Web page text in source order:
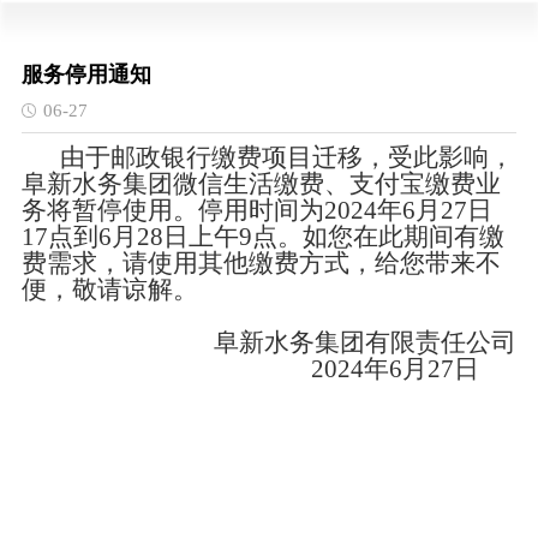
服务停用通知
06-27
由于邮政银行缴费项目迁移，受此影响，
阜新水务集团微信生活缴费、支付宝缴费业
务将暂停使用。停用时间为2024年6月27日
17点到6月28日上午9点。如您在此期间有缴
费需求，请使用其他缴费方式，给您带来不
便，敬请谅解。
阜新水务集团有限责任公司
2024年6月27日